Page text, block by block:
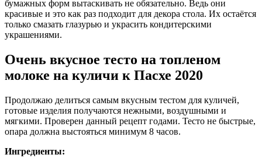
бумажных форм вытаскивать не обязательно. Ведь они
красивые и это как раз подходит для декора стола. Их остаётся
только смазать глазурью и украсить кондитерскими
украшениями.
Очень вкусное тесто на топленом
молоке на куличи к Пасхе 2020
Продолжаю делиться самым вкусным тестом для куличей,
готовые изделия получаются нежными, воздушными и
мягкими. Проверен данный рецепт годами. Тесто не быстрые,
опара должна выстояться минимум 8 часов.
Ингредиенты: